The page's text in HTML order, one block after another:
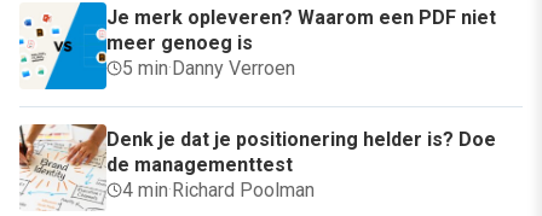
Je merk opleveren? Waarom een PDF niet
meer genoeg is
5 min·Danny Verroen
Denk je dat je positionering helder is? Doe
de managementtest
4 min·Richard Poolman